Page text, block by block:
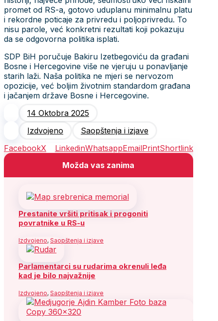
promet od RS-a, gotovo uduplanu minimalnu platu
i rekordne poticaje za privredu i poljoprivredu. To
nisu parole, već konkretni rezultati koji pokazuju
da se odgovorna politika isplati.
SDP BiH poručuje Bakiru Izetbegoviću da građani
Bosne i Hercegovine više ne vjeruju u ponavljanje
starih laži. Naša politika ne mjeri se nervozom
opozicije, već boljim životnim standardom građana
i jačanjem države Bosne i Hercegovine.
14 Oktobra 2025
Izdvojeno
Saopštenja i izjave
FacebookX LinkedinWhatsappEmailPrintShortlink
Možda vas zanima
Prestanite vršiti pritisak i progoniti
povratnike u RS-u
Izdvojeno, Saopštenja i izjave
Parlamentarci su rudarima okrenuli leđa
kad je bilo najvažnije
Izdvojeno, Saopštenja i izjave